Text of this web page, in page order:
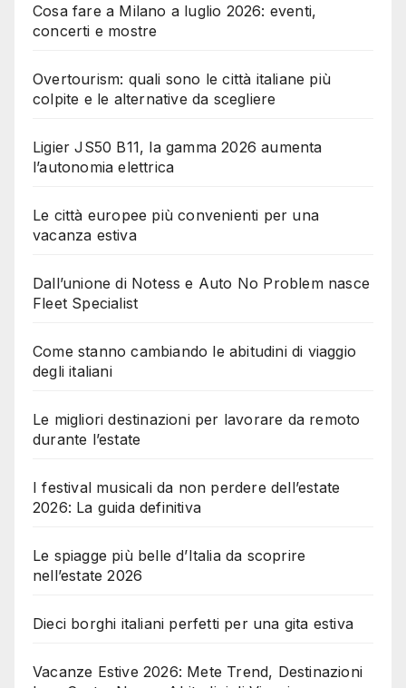
Cosa fare a Milano a luglio 2026: eventi,
concerti e mostre
Overtourism: quali sono le città italiane più
colpite e le alternative da scegliere
Ligier JS50 B11, la gamma 2026 aumenta
l’autonomia elettrica
Le città europee più convenienti per una
vacanza estiva
Dall’unione di Notess e Auto No Problem nasce
Fleet Specialist
Come stanno cambiando le abitudini di viaggio
degli italiani
Le migliori destinazioni per lavorare da remoto
durante l’estate
I festival musicali da non perdere dell’estate
2026: La guida definitiva
Le spiagge più belle d’Italia da scoprire
nell’estate 2026
Dieci borghi italiani perfetti per una gita estiva
Vacanze Estive 2026: Mete Trend, Destinazioni